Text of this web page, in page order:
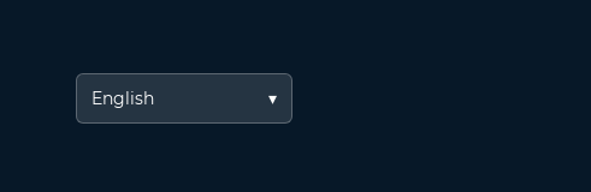
English